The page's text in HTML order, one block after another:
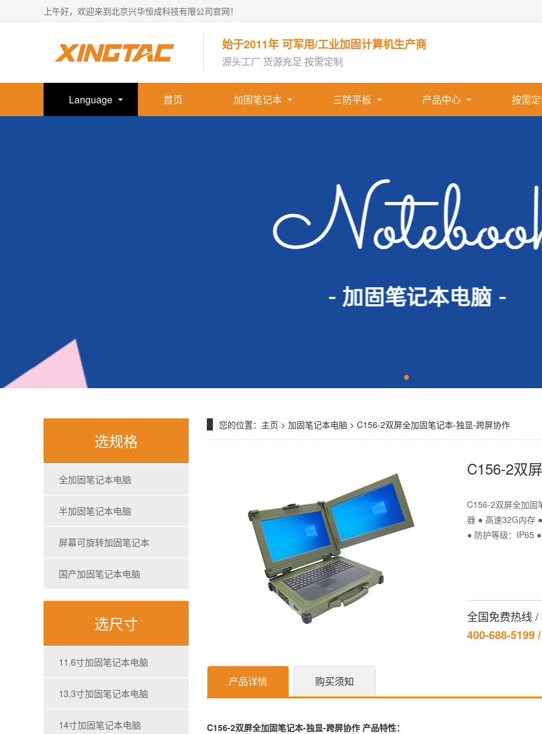
上午好，欢迎来到北京兴华恒成科技有限公司官网！
始于2011年 可军用/工业加固计算机生产商
源头工厂 货源充足 按需定制
Language 首页 加固笔记本 三防平板 产品中心 按需
选规格
全加固笔记本电脑
半加固笔记本电脑
屏幕可旋转加固笔记本
国产加固笔记本电脑
选尺寸
11.6寸加固笔记本电脑
13.3寸加固笔记本电脑
14寸加固笔记本电脑
您的位置： 主页 > 加固笔记本电脑 > C156-2双屏全加固笔记本-独显-跨屏协作
C156-2双
C156-2双屏全加固
器 ● 高速32G内存
● 防护等级：IP65
全国免费热线 /
400-688-5199
产品详情 购买须知
C156-2双屏全加固笔记本-独显-跨屏协作 产品特性：